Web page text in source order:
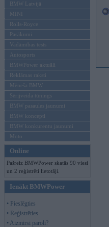
BMW Latvijā
MINI
Rolls-Royce
Pasākumi
Vadāmības tests
Autosports
BMWPower aktuāli
Reklāmas raksti
Mēneša BMW
Sērijveida tūnings
BMW pasaules jaunumi
BMW koncepti
BMW konkurentu jaunumi
Moto
Online
Pašreiz BMWPower skatās 90 viesi
un 2 reģistrēti lietotāji.
Ienākt BMWPower
• Pieslēgties
• Reģistrēties
• Aizmirsi paroli?